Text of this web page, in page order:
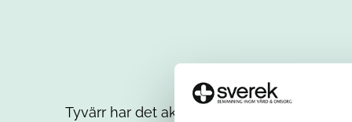
Tyvärr har det aktuella jobbet tagits bort